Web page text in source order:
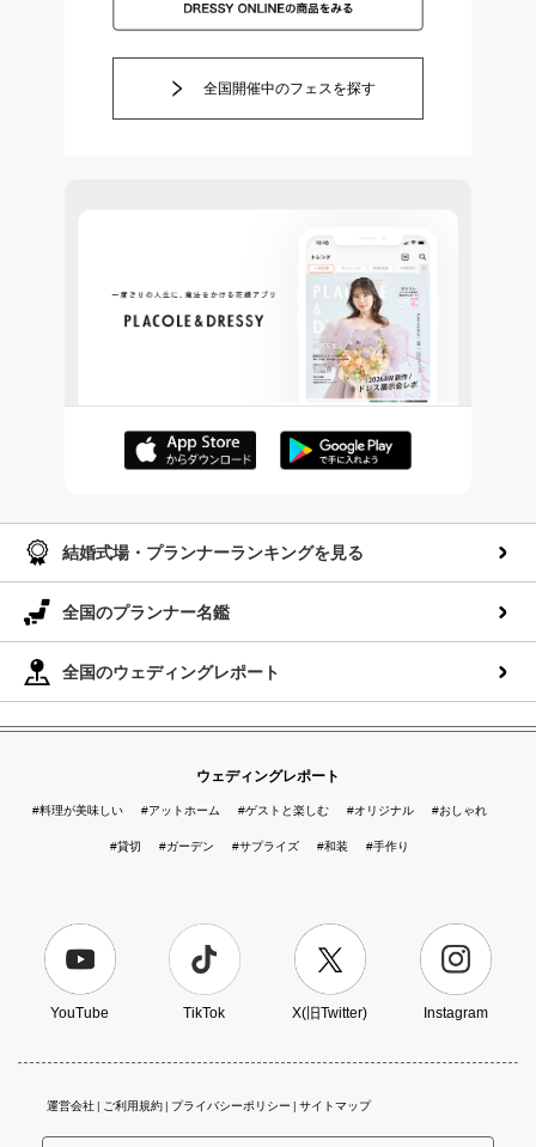
全国開催中のフェスを探す
結婚式場・プランナーランキングを見る
全国のプランナー名鑑
全国のウェディングレポート
ウェディングレポート
#料理が美味しい #アットホーム #ゲストと楽しむ #オリジナル #おしゃれ
#貸切 #ガーデン #サプライズ #和装 #手作り
YouTube TikTok X(旧Twitter) Instagram
運営会社 ご利用規約 プライバシーポリシー サイトマップ